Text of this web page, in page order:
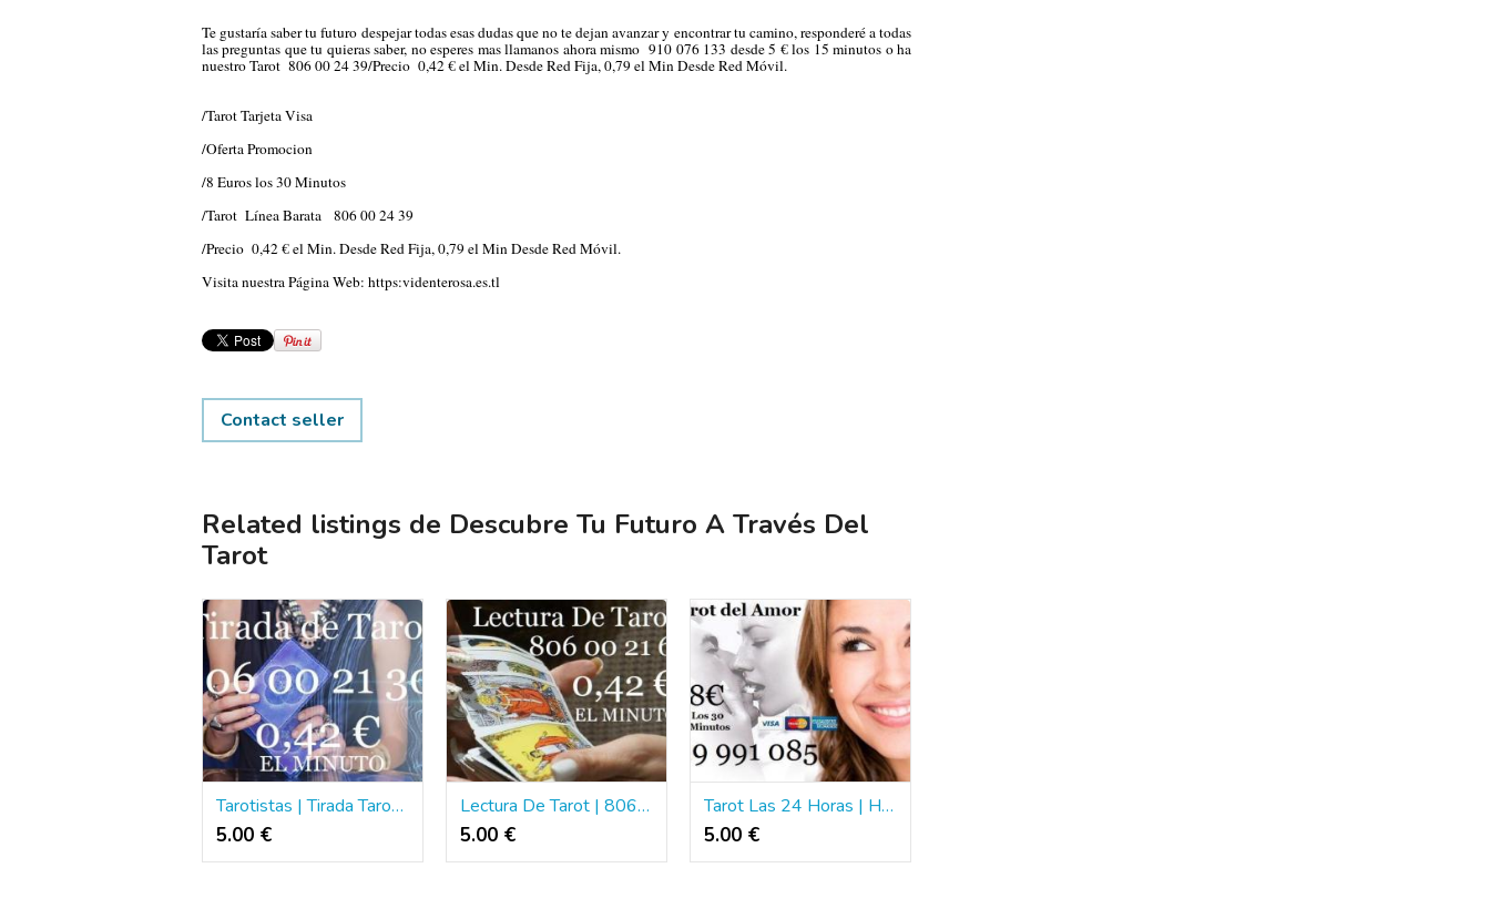
Te gustaría saber tu futuro despejar todas esas dudas que no te dejan avanzar y encontrar tu camino, responderé a todas
las preguntas que tu quieras saber, no esperes mas llamanos ahora mismo 910 076 133 desde 5 € los 15 minutos o ha
nuestro Tarot 806 00 24 39/Precio 0,42 € el Min. Desde Red Fija, 0,79 el Min Desde Red Móvil.
/Tarot Tarjeta Visa
/Oferta Promocion
/8 Euros los 30 Minutos
/Tarot Línea Barata
806 00 24 39
/Precio 0,42 € el Min. Desde Red Fija, 0,79 el Min Desde Red Móvil.
Visita nuestra Página Web: https:videnterosa.es.tl
Contact seller
Related listings de Descubre Tu Futuro A Través Del
Tarot
Tarotistas | Tirada Tarot Economico
5.00 €
Lectura De Tarot | 806 Tarot | 5€ Los 15 Min
5.00 €
Tarot Las 24 Horas | Horoscopos | Tarotistas
5.00 €